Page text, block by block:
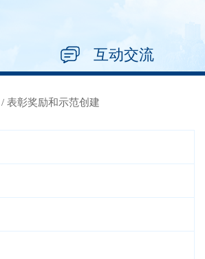
互动交流
/ 表彰奖励和示范创建